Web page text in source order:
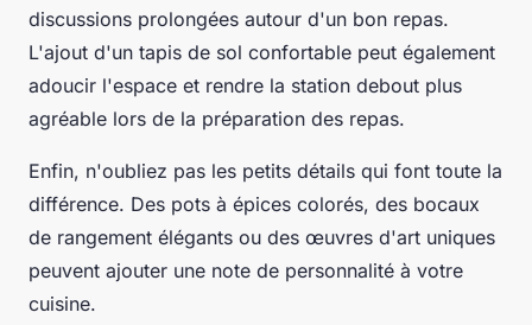
discussions prolongées autour d'un bon repas.
L'ajout d'un tapis de sol confortable peut également
adoucir l'espace et rendre la station debout plus
agréable lors de la préparation des repas.
Enfin, n'oubliez pas les petits détails qui font toute la
différence. Des pots à épices colorés, des bocaux
de rangement élégants ou des œuvres d'art uniques
peuvent ajouter une note de personnalité à votre
cuisine.